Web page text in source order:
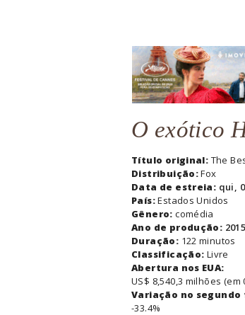
O exótico
Título original: The
Distribuição:Fox
Data de estreia: qui,
País:Estados Unidos
Gênero:comédia
Ano de produção: 2015
Duração: 122 minutos
Classificação: Livre
Abertura nos EUA:
US$ 8,540,3 milhões (em
Variação no segundo
-33.4%